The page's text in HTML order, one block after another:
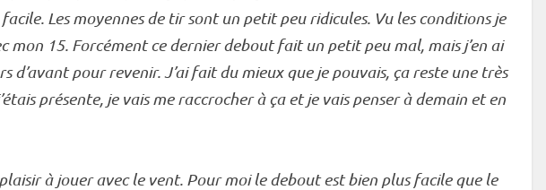
Les moyennes de tir sont un petit peu ridicules. Vu les conditions je
mon 15. Forcément ce dernierdeboutfait un petit peu mal, mais j’en ai
d’avant pour revenir. J’ai fait du mieux que je pouvais, ça reste une très
présente, je vais me raccrocher à ça et je vais penser à demain et en
à jouer avec le vent. Pour moi ledeboutest bien plus facile que le